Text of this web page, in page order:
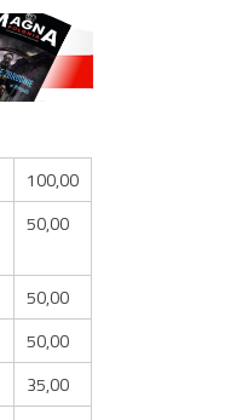
100,00
50,00
50,00
50,00
35,00